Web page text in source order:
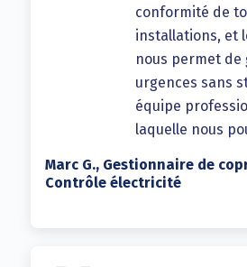
conformité de
installations, et
nous permet de
urgences sans
équipe
laquelle nous
Marc G., Gestionnaire de
Contrôle électricité